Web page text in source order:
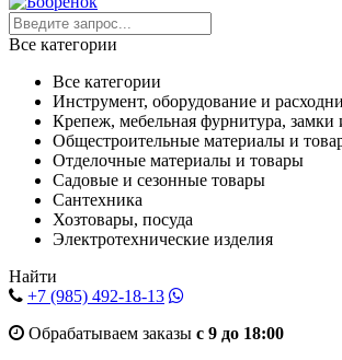
Все категории
Все категории
Инструмент, оборудование и
Крепеж, мебельная фурнитура,
Общестроительные материалы и
Отделочные материалы и товары
Садовые и сезонные товары
Сантехника
Хозтовары, посуда
Электротехнические изделия
Найти
+7 (985) 492-18-13
Обрабатываем заказы с 9 до 18:00